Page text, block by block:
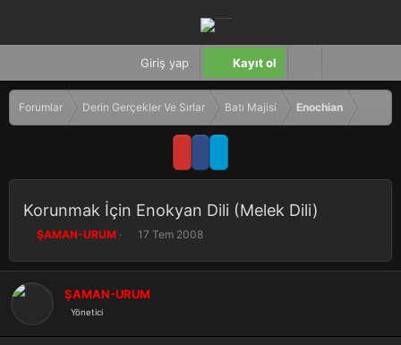
Giriş yap Kayıt ol
Forumlar Derin Gerçekler Ve Sırlar Batı Majisi Enochian
Korunmak İçin Enokyan Dili (Melek Dili)
K
n
b
ŞAMAN-URUM
B
ş
a
17 Tem 2008
ŞAMAN-URUM
Yönetici